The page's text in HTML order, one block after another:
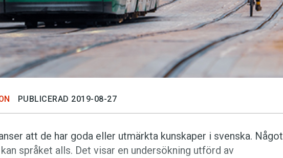
PUBLICERAD 2019-08-27
att de har goda eller utmärkta kunskaper i svenska. Något
språket alls. Det visar en undersökning utförd av